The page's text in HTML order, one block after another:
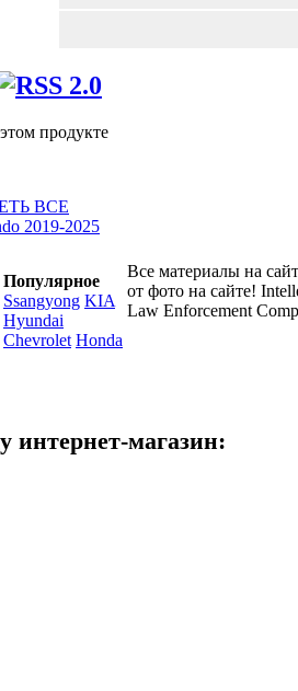
продукте
ВСЕ
2019-2025
Популярное
Ssangyong KIA
Hyundai
Chevrolet Honda
Все материалы на
от фото на сайте!
Law Enforcement
интернет-магазин: